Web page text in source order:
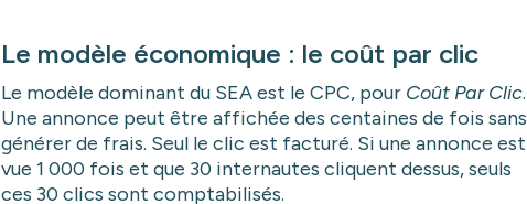
Le modèle économique : le coût par clic
Le modèle dominant du SEA est le CPC, pour Coût Par Clic.
Une annonce peut être affichée des centaines de fois sans
générer de frais. Seul le clic est facturé. Si une annonce est
vue 1 000 fois et que 30 internautes cliquent dessus, seuls
ces 30 clics sont comptabilisés.